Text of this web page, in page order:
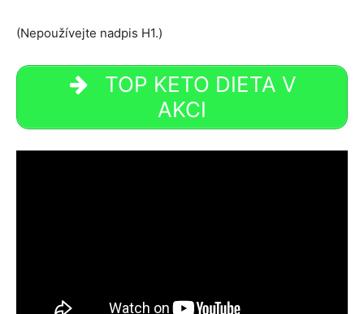
(Nepoužívejte nadpis H1.)
TOP KETO DIETA V
AKCI